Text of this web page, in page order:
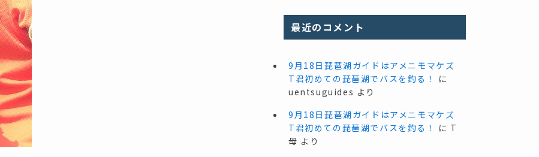
最近のコメント
9月18日琵琶湖ガイドはアメニモマケズ
T君初めての琵琶湖でバスを釣る！
に
uentsuguides より
9月18日琵琶湖ガイドはアメニモマケズ
T君初めての琵琶湖でバスを釣る！
に T
母 より